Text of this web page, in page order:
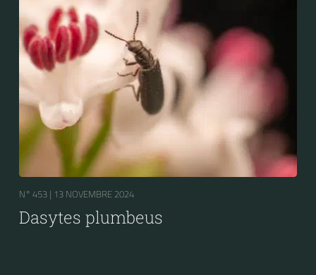
N° 453 | 13 NOVEMBRE 2024
Dasytes plumbeus